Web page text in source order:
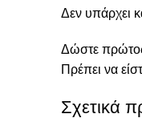
Δεν υπάρχει
Δώστε
Πρέπει να
Σχετικά